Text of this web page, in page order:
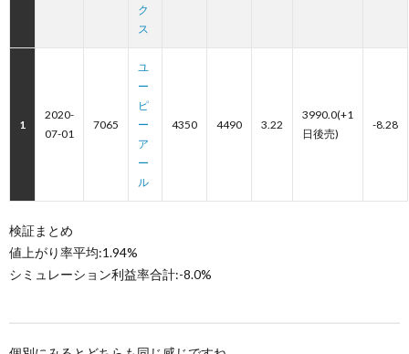
ク
ス
1
2020-
07-01
7065
ユ
ー
ピ
ー
ア
ー
ル
4350 4490 3.22
3990.0(+1
日後売)
-8.28
検証まとめ
値上がり率平均:1.94%
シミュレーション利益率合計:-8.0%